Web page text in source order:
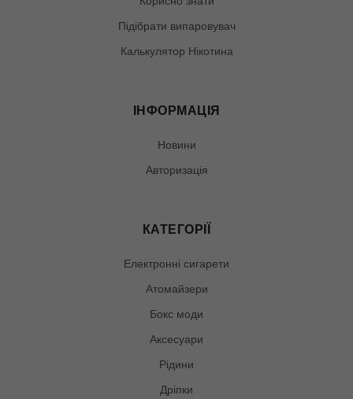
Підібрати випаровувач
Калькулятор Нікотина
ІНФОРМАЦІЯ
Новини
Авторизація
КАТЕГОРІЇ
Електронні сигарети
Атомайзери
Бокс моди
Аксесуари
Рідини
Дріпки